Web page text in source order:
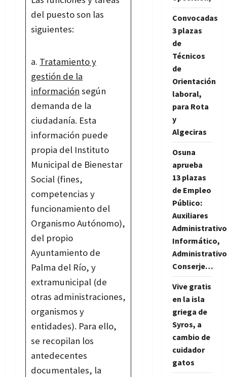
del puesto son las
siguientes:
Tratamiento y
gestión de la
información según
demanda de la
ciudadanía. Esta
información puede
propia del Instituto
Municipal de Bienestar
Social (fines,
competencias y
funcionamiento del
Organismo Autónomo),
del propio
Ayuntamiento de
Palma del Río, y
extramunicipal (de
otras administraciones,
organismos y
entidades). Para ello,
se recopilan los
antedecentes
documentales, la
Convocadas
3 plazas
de
Técnicos
de
Orientación
laboral,
para Rota
y
Algeciras
Osuna
aprueba
13 plazas
de Empleo
Público:
Auxiliares
Informático,
Conserje…
Vive gratis
en la isla
griega de
Syros, a
cambio de
cuidador
gatos